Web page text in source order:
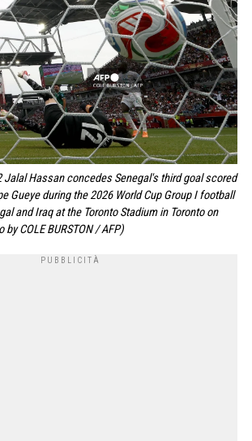
Jalal Hassan concedes Senegal's third goal scored
Gueye during the 2026 World Cup Group I football
and Iraq at the Toronto Stadium in Toronto on
COLE BURSTON / AFP)